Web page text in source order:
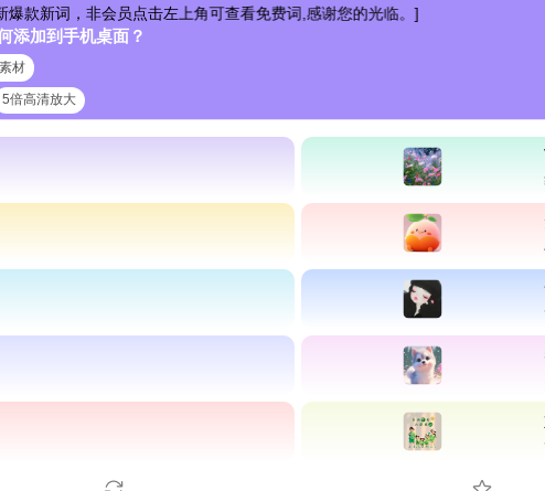
点击左上角可查看免费词,感谢您的光临。]
添加到手机桌面？
材
5倍高清放大